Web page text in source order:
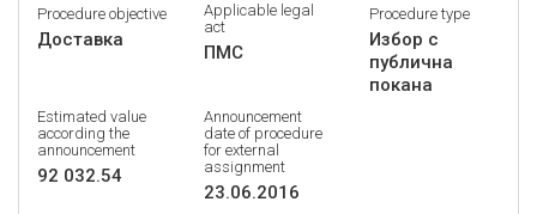
Procedure objective
Доставка
Applicable legal
act
ПМС
Procedure type
Избор с
публична
покана
Estimated value
according the
announcement
92 032.54
Announcement
date of procedure
for external
assignment
23.06.2016